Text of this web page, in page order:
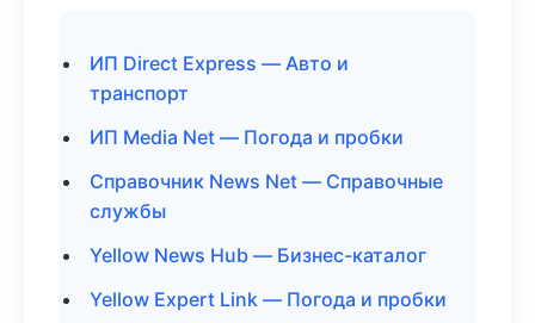
ИП Direct Express — Авто и
транспорт
ИП Media Net — Погода и пробки
Справочник News Net — Справочные
службы
Yellow News Hub — Бизнес-каталог
Yellow Expert Link — Погода и пробки